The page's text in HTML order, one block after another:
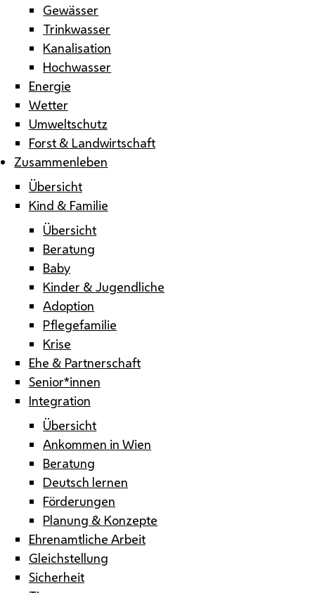
Gewässer
Trinkwasser
Kanalisation
Hochwasser
Energie
Wetter
Umweltschutz
Forst & Landwirtschaft
Zusammenleben
Übersicht
Kind & Familie
Übersicht
Beratung
Baby
Kinder & Jugendliche
Adoption
Pflegefamilie
Krise
Ehe & Partnerschaft
Senior*innen
Integration
Übersicht
Ankommen in Wien
Beratung
Deutsch lernen
Förderungen
Planung & Konzepte
Ehrenamtliche Arbeit
Gleichstellung
Sicherheit